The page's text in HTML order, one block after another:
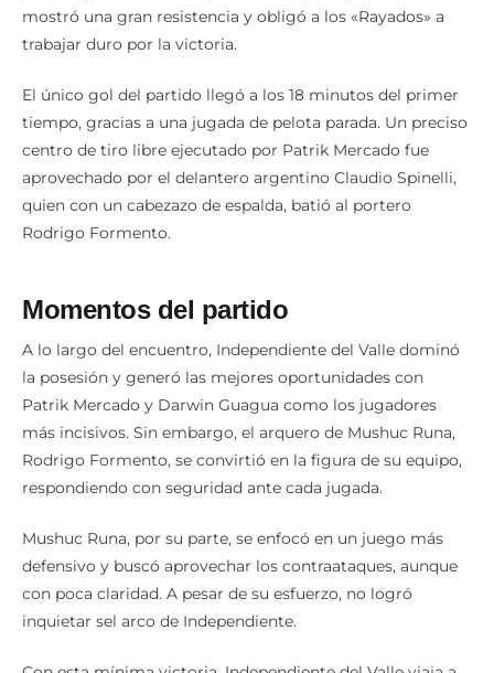
mostró una gran resistencia y obligó a los «Rayados» a
trabajar duro por la victoria.
El único gol del partido llegó a los 18 minutos del primer
tiempo, gracias a una jugada de pelota parada. Un preciso
centro de tiro libre ejecutado por Patrik Mercado fue
aprovechado por el delantero argentino Claudio Spinelli,
quien con un cabezazo de espalda, batió al portero
Rodrigo Formento.
Momentos del partido
A lo largo del encuentro, Independiente del Valle dominó
la posesión y generó las mejores oportunidades con
Patrik Mercado y Darwin Guagua como los jugadores
más incisivos. Sin embargo, el arquero de Mushuc Runa,
Rodrigo Formento, se convirtió en la figura de su equipo,
respondiendo con seguridad ante cada jugada.
Mushuc Runa, por su parte, se enfocó en un juego más
defensivo y buscó aprovechar los contraataques, aunque
con poca claridad. A pesar de su esfuerzo, no logró
inquietar sel arco de Independiente.